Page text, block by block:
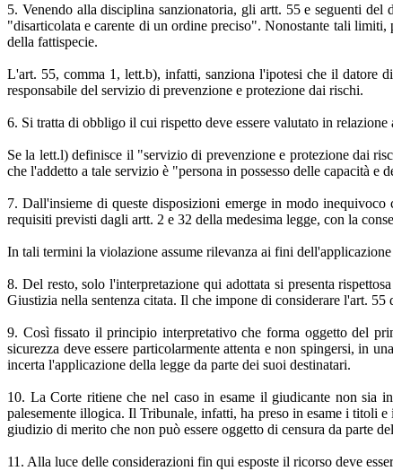
5. Venendo alla disciplina sanzionatoria, gli artt. 55 e seguenti
"disarticolata e carente di un ordine preciso". Nonostante tali
della fattispecie.
L'art. 55, comma 1, lett.b), infatti, sanziona l'ipotesi che il datore
responsabile del servizio di prevenzione e protezione dai rischi.
6. Si tratta di obbligo il cui rispetto deve essere valutato in
Se la lett.l) definisce il "servizio di prevenzione e protezione dai
che l'addetto a tale servizio è "persona in possesso delle capacità
7. Dall'insieme di queste disposizioni emerge in modo
requisiti previsti dagli artt. 2 e 32 della medesima legge, con la
In tali termini la violazione assume rilevanza ai fini
8. Del resto, solo l'interpretazione qui adottata si presenta
Giustizia nella sentenza citata. Il che impone di considerare l'art.
9. Così fissato il principio interpretativo che forma oggetto del
sicurezza deve essere particolarmente attenta e non spingersi, in
incerta l'applicazione della legge da parte dei suoi destinatari.
10. La Corte ritiene che nel caso in esame il giudicante non sia
palesemente illogica. Il Tribunale, infatti, ha preso in esame i titoli
giudizio di merito che non può essere oggetto di censura da parte
11. Alla luce delle considerazioni fin qui esposte il ricorso deve